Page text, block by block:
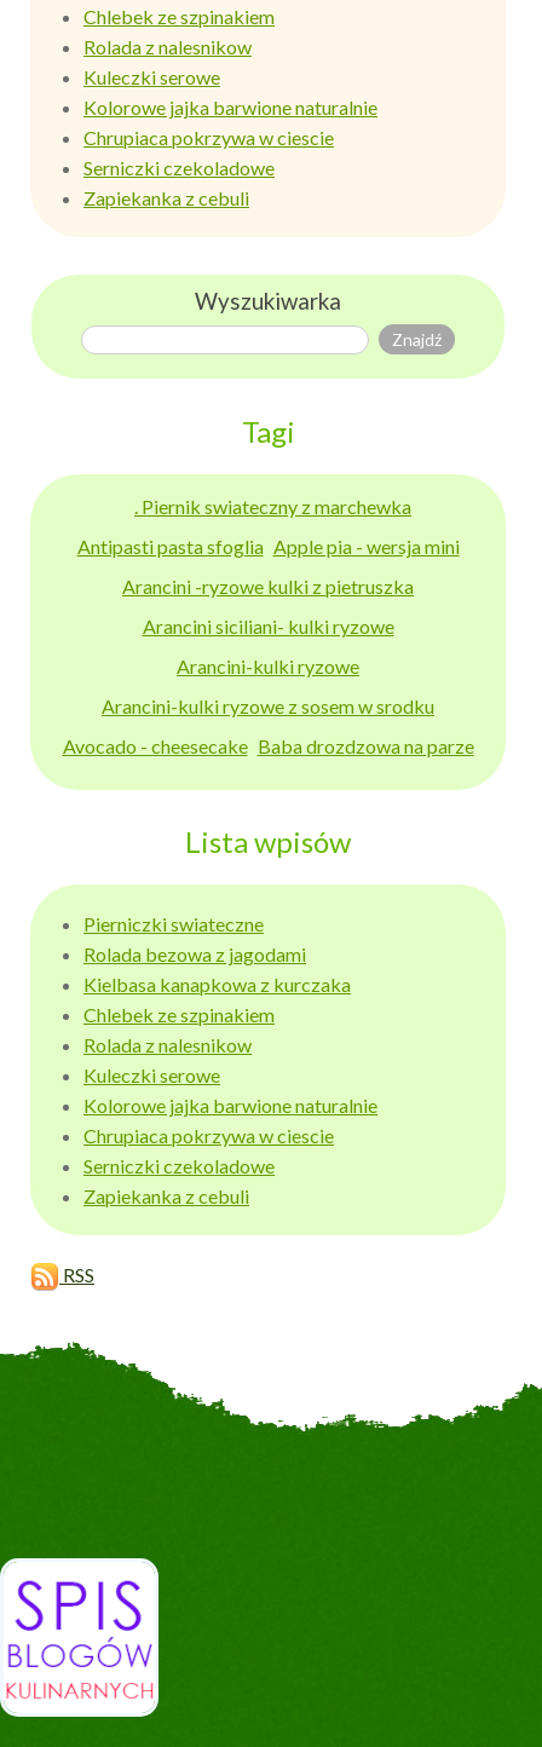
Chlebek ze szpinakiem
Rolada z nalesnikow
Kuleczki serowe
Kolorowe jajka barwione naturalnie
Chrupiaca pokrzywa w ciescie
Serniczki czekoladowe
Zapiekanka z cebuli
Wyszukiwarka
Tagi
. Piernik swiateczny z marchewka
Antipasti pasta sfoglia Apple pia - wersja mini
Arancini -ryzowe kulki z pietruszka
Arancini siciliani- kulki ryzowe
Arancini-kulki ryzowe
Arancini-kulki ryzowe z sosem w srodku
Avocado - cheesecake Baba drozdzowa na parze
Lista wpisów
Pierniczki swiateczne
Rolada bezowa z jagodami
Kielbasa kanapkowa z kurczaka
Chlebek ze szpinakiem
Rolada z nalesnikow
Kuleczki serowe
Kolorowe jajka barwione naturalnie
Chrupiaca pokrzywa w ciescie
Serniczki czekoladowe
Zapiekanka z cebuli
RSS